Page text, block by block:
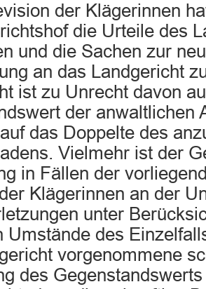
der Klägerinnen
die Urteile des
und die Sachen zur
an das Landgericht
ist zu Unrecht davon
der anwaltlichen
das Doppelte des
Vielmehr ist der
in Fällen der
Klägerinnen an der
unter
Umstände des
vorgenommene
des